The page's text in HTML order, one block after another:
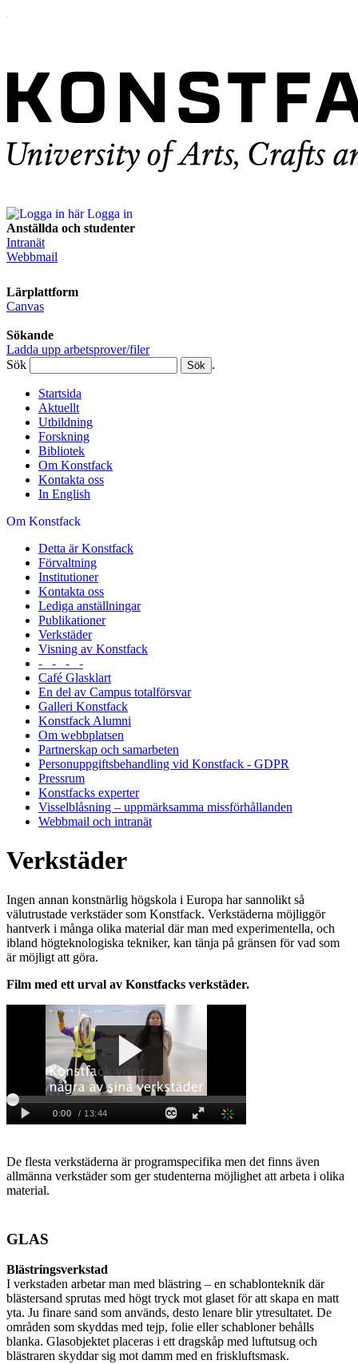
Logga in
Anställda och studenter
Intranät
Webbmail
Lärplattform
Canvas
Sökande
Ladda upp arbetsprover/filer
Sök
.
Startsida
Aktuellt
Utbildning
Forskning
Bibliotek
Om Konstfack
Kontakta oss
In English
Om Konstfack
Detta är Konstfack
Förvaltning
Institutioner
Kontakta oss
Lediga anställningar
Publikationer
Verkstäder
Visning av Konstfack
- - - -
Café Glasklart
En del av Campus totalförsvar
Galleri Konstfack
Konstfack Alumni
Om webbplatsen
Partnerskap och samarbeten
Personuppgiftsbehandling vid Konstfack - GDPR
Pressrum
Konstfacks experter
Visselblåsning – uppmärksamma missförhållanden
Webbmail och intranät
Verkstäder
Ingen annan konstnärlig högskola i Europa har sannolikt så
välutrustade verkstäder som Konstfack. Verkstäderna möjliggör
hantverk i många olika material där man med experimentella, och
ibland högteknologiska tekniker, kan tänja på gränsen för vad som
är möjligt att göra.
Film med ett urval av Konstfacks verkstäder.
De flesta verkstäderna är programspecifika men det finns även
allmänna verkstäder som ger studenterna möjlighet att arbeta i olika
material.
GLAS
Blästringsverkstad
I verkstaden arbetar man med blästring – en schablonteknik där
blästersand sprutas med högt tryck mot glaset för att skapa en matt
yta. Ju finare sand som används, desto lenare blir ytresultatet. De
områden som skyddas med tejp, folie eller schabloner behålls
blanka. Glasobjektet placeras i ett dragskåp med luftutsug och
blästraren skyddar sig mot damm med en friskluftsmask.